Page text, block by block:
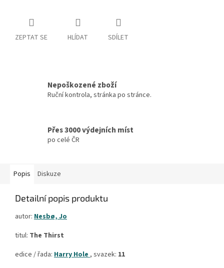
ZEPTAT SE HLÍDAT SDÍLET
Nepoškozené zboží
Ruční kontrola, stránka po stránce.
Přes 3000 výdejních míst
po celé ČR
Popis Diskuze
Detailní popis produktu
autor: Nesbø, Jo
titul: The Thirst
edice / řada: Harry Hole, svazek: 11